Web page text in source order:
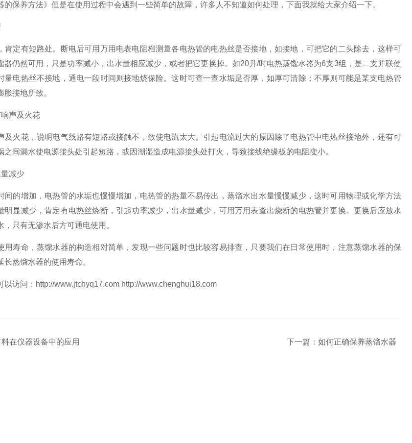
的保养方法》但是在使用过程中会遇到一些简单的故障，许多人不知道如何处理，下面我就给大家介绍一下。
肯定有短路处。断电后可用万用电表电阻档测量各电热管的电热丝是否接地，如接地，可把它的二头除去，这样可
器仍然可用，只是功率减小，出水量相应减少，或者把它更换掉。如20升/时电热蒸馏水器为6支3组，是二支并联使
量电热丝不接地，通电一段时间则接地烧保险。这时可查一查水垢是否厚，如厚可清除；不厚则可能是某支电热管
接地所致。
响声及火花
及火花，说明电气线路有短路或接触不，致使电流太大。引起电流过大的原因除了电热管中电热丝接地外，还有可
之间漏水使电源接头处引起短路，或因潮湿造成电源接头处打火，导致接线绝缘板的电阻变小。
减少
间的增加，电热管的水垢也慢慢增加，电热管的热量不易传出，蒸馏水出水量慢慢减少，这时可用物理或化学方法
明显减少，肯定有电热丝烧断，引起功率减少，出水量减少，可用万用表查出烧断的电热管并更换。更换后应放水
只有无渗水后方可通电使用。
用寿命，蒸馏水器的构造相对简单，发现一些问题时也比较容易排查，只要我们在日常使用时，注意蒸馏水器的保
蒸馏水器的使用寿命。
以访问： http://www.jtchyq17.com http://www.chenghui18.com
在仪器设备中的应用 下一篇： 如何正确保养蒸馏水器